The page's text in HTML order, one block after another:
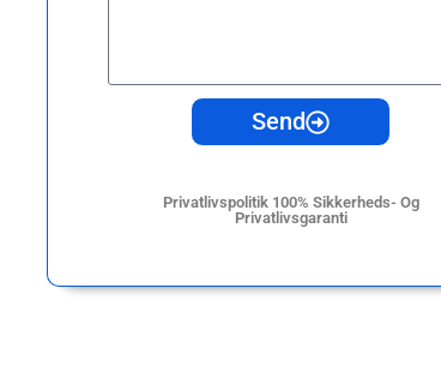
Send
Privatlivspolitik 100% Sikkerheds- Og
Privatlivsgaranti